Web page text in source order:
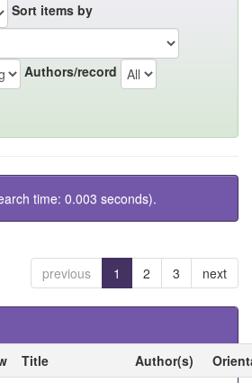
Sort items by
Authors/record
time: 0.003 seconds).
previous 1 2 3 next
Title Author(s)